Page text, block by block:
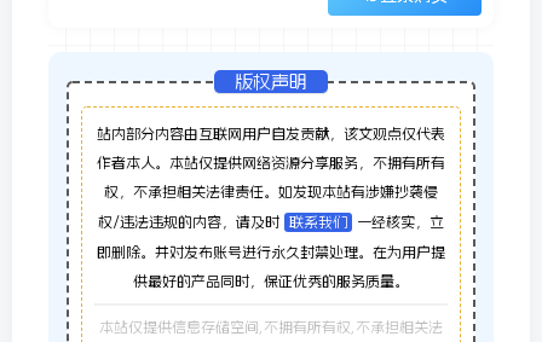
版权声明
站内部分内容由互联网用户自发贡献，该文观点仅代表
作者本人。本站仅提供网络资源分享服务，不拥有所有
权，不承担相关法律责任。如发现本站有涉嫌抄袭侵
权/违法违规的内容，请及时 联系我们 一经核实，立
即删除。并对发布账号进行永久封禁处理。在为用户提
供最好的产品同时，保证优秀的服务质量。
本站仅提供信息存储空间,不拥有所有权,不承担相关法